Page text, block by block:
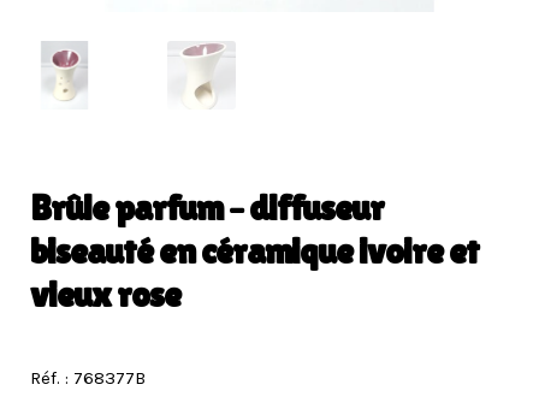
Brûle parfum – diffuseur
biseauté en céramique ivoire et
vieux rose
Réf. : 768377B